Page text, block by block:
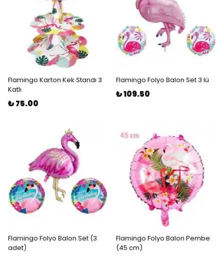
Flamingo Karton Kek Standı 3
Katlı
₺ 75.00
Flamingo Folyo Balon Set 3 lü
₺ 109.50
Flamingo Folyo Balon Set (3
adet)
Flamingo Folyo Balon Pembe
(45 cm)